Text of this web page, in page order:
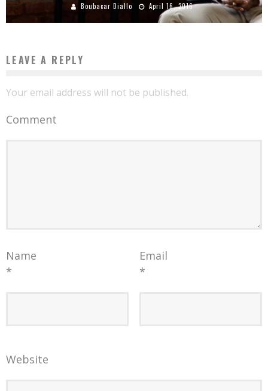
Boubacar Diallo April 16, 2016
LEAVE A REPLY
Your email address will not be published.
Comment
Name
*
Email
*
Website